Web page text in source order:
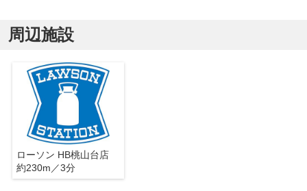
周辺施設
ローソン HB桃山台店
約230m／3分